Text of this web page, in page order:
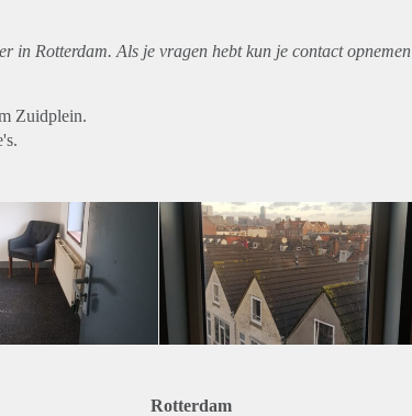
in Rotterdam. Als je vragen hebt kun je contact opnemen
Zuidplein.
Rotterdam